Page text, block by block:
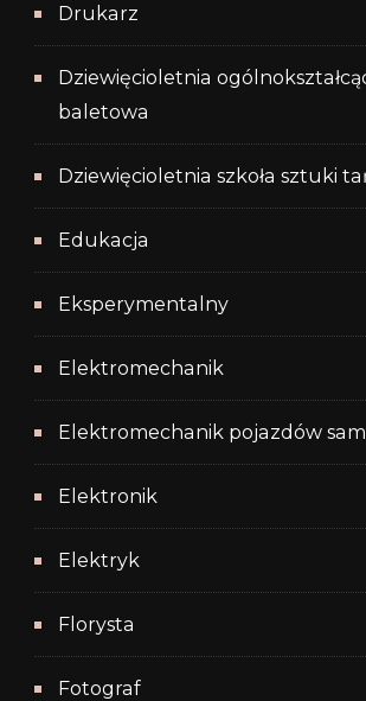
Drukarz
Dziewięcioletnia
baletowa
Dziewięcioletnia szkoła sztuki
Edukacja
Eksperymentalny
Elektromechanik
Elektromechanik pojazdów
Elektronik
Elektryk
Florysta
Fotograf